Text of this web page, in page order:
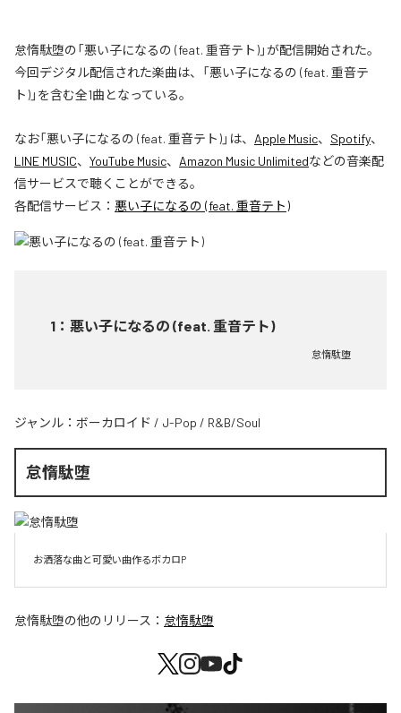
怠惰駄堕の「悪い子になるの (feat. 重音テト)」が配信開始された。
今回デジタル配信された楽曲は、「悪い子になるの (feat. 重音テ
ト)」を含む全1曲となっている。
なお「悪い子になるの (feat. 重音テト)」は、 Apple Music、 Spotify、
LINE MUSIC、 YouTube Music、 Amazon Music Unlimitedなどの音楽配
信サービスで聴くことができる。
各配信サービス： 悪い子になるの (feat. 重音テト)
1 ： 悪い子になるの (feat. 重音テト)
怠惰駄堕
ジャンル： ボーカロイド / J-Pop / R&B/Soul
怠惰駄堕
お洒落な曲と可愛い曲作るボカロP
怠惰駄堕の他のリリース： 怠惰駄堕